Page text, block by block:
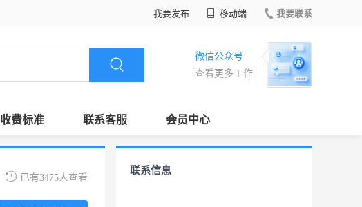
我要发布 移动端 我要联系
微信公众号
查看更多工作
收费标准 联系客服 会员中心
已有3475人查看
联系信息